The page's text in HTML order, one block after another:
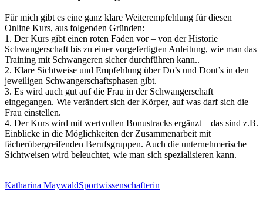
Für mich gibt es eine ganz klare Weiterempfehlung für diesen
Online Kurs, aus folgenden Gründen:
1. Der Kurs gibt einen roten Faden vor – von der Historie
Schwangerschaft bis zu einer vorgefertigten Anleitung, wie man das
Training mit Schwangeren sicher durchführen kann..
2. Klare Sichtweise und Empfehlung über Do’s und Dont’s in den
jeweiligen Schwangerschaftsphasen gibt.
3. Es wird auch gut auf die Frau in der Schwangerschaft
eingegangen. Wie verändert sich der Körper, auf was darf sich die
Frau einstellen.
4. Der Kurs wird mit wertvollen Bonustracks ergänzt – das sind z.B.
Einblicke in die Möglichkeiten der Zusammenarbeit mit
fächerübergreifenden Berufsgruppen. Auch die unternehmerische
Sichtweisen wird beleuchtet, wie man sich spezialisieren kann.
Katharina MaywaldSportwissenschafterin